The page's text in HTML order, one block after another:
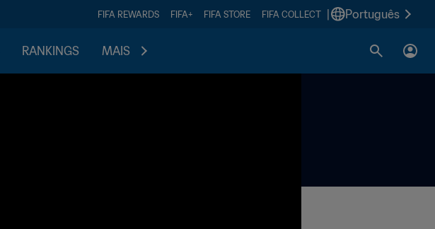
FIFA REWARDS FIFA+ FIFA STORE FIFA COLLECT Português
RANKINGS MAIS